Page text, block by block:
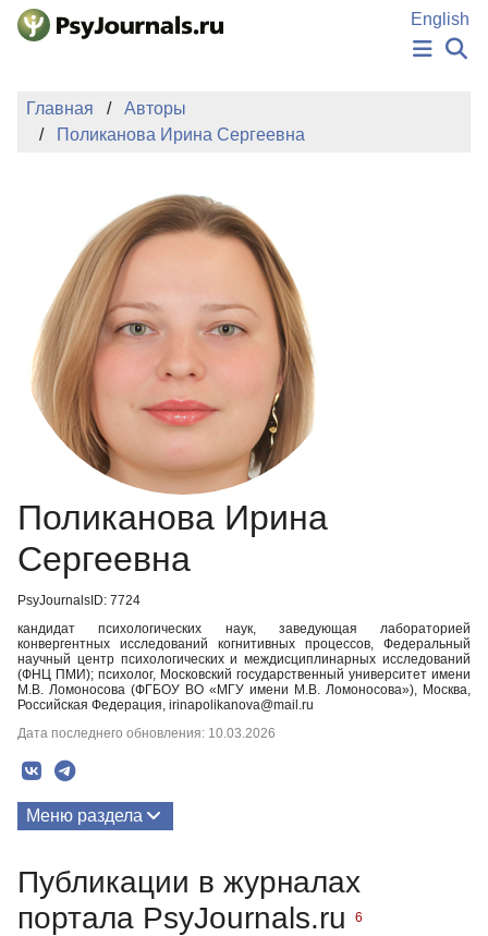
Перейти к основному содержанию
English
ИЗДАНИЯ
АВТОРЫ
БАЗА ЗНАНИЙ
КЛЮЧЕВЫЕ СЛОВА
Регистрация
Главная
Авторы
Поликанова Ирина Сергеевна
Поликанова Ирина
Сергеевна
PsyJournalsID: 7724
кандидат психологических наук, заведующая лабораторией
конвергентных исследований когнитивных процессов, Федеральный
научный центр психологических и междисциплинарных исследований
(ФНЦ ПМИ); психолог, Московский государственный университет имени
М.В. Ломоносова (ФГБОУ ВО «МГУ имени М.В. Ломоносова»), Москва,
Российская Федерация, irinapolikanova@mail.ru
Дата последнего обновления: 10.03.2026
Меню раздела
Медиа-материалы
Публикации в журналах
портала PsyJournals.ru
6